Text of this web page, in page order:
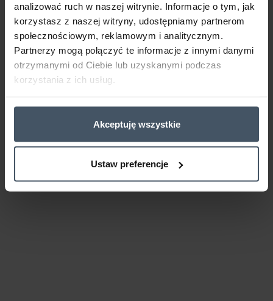
analizować ruch w naszej witrynie. Informacje o tym, jak
korzystasz z naszej witryny, udostępniamy partnerom
społecznościowym, reklamowym i analitycznym.
Partnerzy mogą połączyć te informacje z innymi danymi
otrzymanymi od Ciebie lub uzyskanymi podczas
korzystania z ich usług.
Akceptuję wszystkie
Ustaw preferencje